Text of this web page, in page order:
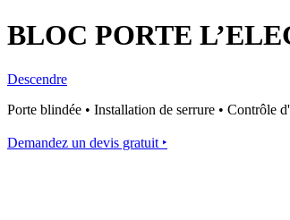
BLOC PORTE
Descendre
Porte blindée • Installation de serrure • Contrôle
Demandez un devis gratuit ‣